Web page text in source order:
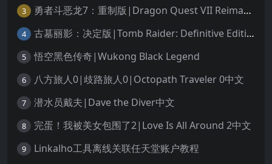
3 勇者斗恶龙7：重制版|Dragon Quest VII Reimagined中文
4 古墓丽影：决定版|Tomb Raider: Definitive Edition中文
5 悟空黑色传奇|Wukong Black Legend
6 八方旅人0|歧路旅人0|Octopath Traveler 0中文
7 潜水员戴夫|Dave the Diver中文
8 完蛋！我被美女包围了2|Love Is All Around 2中文
9 Linkalho工具离线关联任天堂账户教程